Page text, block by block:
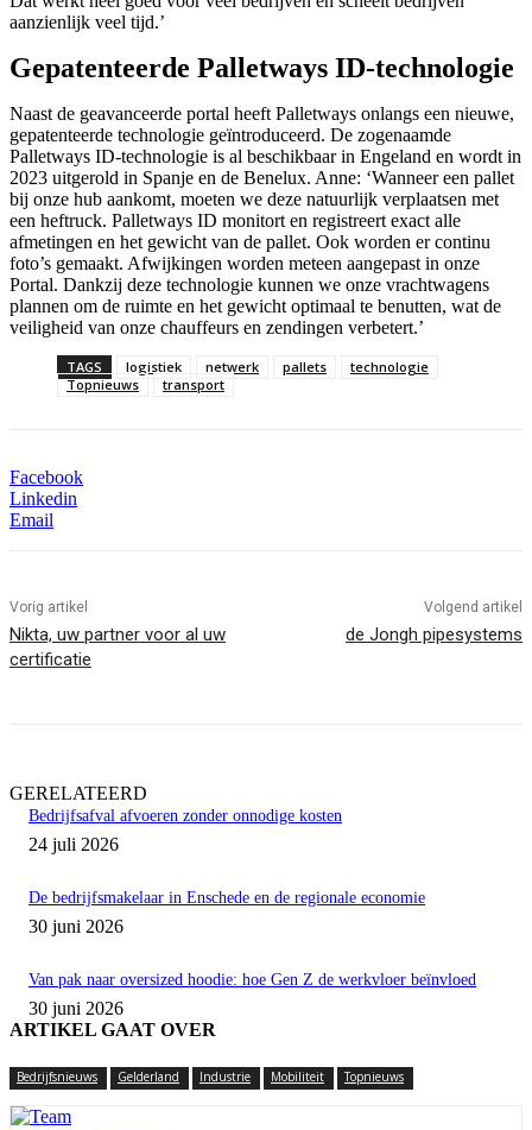
aanzienlijk veel tijd.’
Gepatenteerde Palletways ID-technologie
Naast de geavanceerde portal heeft Palletways onlangs een nieuwe,
gepatenteerde technologie geïntroduceerd. De zogenaamde
Palletways ID-technologie is al beschikbaar in Engeland en wordt in
2023 uitgerold in Spanje en de Benelux. Anne: ‘Wanneer een pallet
bij onze hub aankomt, moeten we deze natuurlijk verplaatsen met
een heftruck. Palletways ID monitort en registreert exact alle
afmetingen en het gewicht van de pallet. Ook worden er continu
foto’s gemaakt. Afwijkingen worden meteen aangepast in onze
Portal. Dankzij deze technologie kunnen we onze vrachtwagens
plannen om de ruimte en het gewicht optimaal te benutten, wat de
veiligheid van onze chauffeurs en zendingen verbetert.’
TAGS logistiek netwerk pallets
technologie
Topnieuws
transport
Facebook
Linkedin
Email
Vorig artikel
Nikta, uw partner voor al uw
certificatie
Volgend artikel
de Jongh pipesystems
GERELATEERD
Bedrijfsafval afvoeren zonder onnodige kosten
24 juli 2026
De bedrijfsmakelaar in Enschede en de regionale economie
30 juni 2026
Van pak naar oversized hoodie: hoe Gen Z de werkvloer beïnvloed
30 juni 2026
ARTIKEL GAAT OVER
Bedrijfsnieuws Gelderland Industrie Mobiliteit Topnieuws